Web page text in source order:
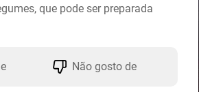
que pode ser preparada
Não gosto de